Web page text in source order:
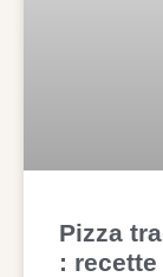
Pizza
: